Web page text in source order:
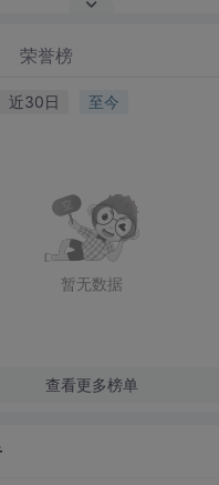
荣誉榜
近30日 至今
暂无数据
查看更多榜单